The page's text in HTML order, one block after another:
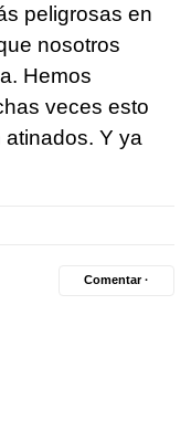
peligrosas en
nosotros
Hemos
veces esto
Y ya
Comentar ·